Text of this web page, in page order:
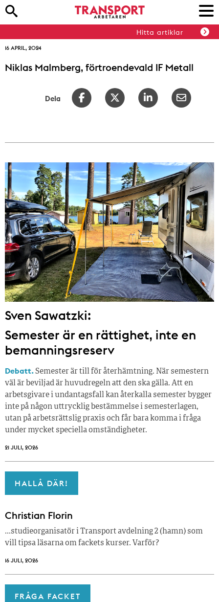
Hitta artiklar
16 APRIL, 2024
Niklas Malmberg, förtroendevald IF Metall
Dela
Sven Sawatzki:
Semester är en rättighet, inte en
bemanningsreserv
Debatt.Semester är till för återhämtning. När semestern
väl är beviljad är huvudregeln att den ska gälla. Att en
arbetsgivare i undantagsfall kan återkalla semester bygger
inte på någon uttrycklig bestämmelse i semesterlagen,
utan på arbetsrättslig praxis och får bara komma i fråga
under mycket speciella omständigheter.
21 JULI, 2026
HALLÅ DÄR!
Christian Florin
…studieorganisatör i Transport avdelning 2 (hamn) som
vill tipsa läsarna om fackets kurser. Varför?
16 JULI, 2026
FRÅGA FACKET